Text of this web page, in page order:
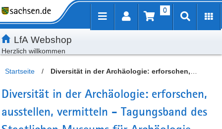
Inhalt
Kundenmenü
Artikelsuche
Servicemenü 0
LfA Webshop
Herzlich willkommen
Startseite /
Diversität in der Archäologie: erforschen,
Museums für Archäologie Chemnitz
Diversität in der Archäologie: erforschen,
ausstellen, vermitteln - Tagungsband des